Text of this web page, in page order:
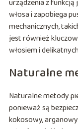
urządzenia z funkcją
włosa i zapobiega
mechanicznych,
jest również
włosiem i
Naturalne
Naturalne metody
ponieważ są
kokosowy,